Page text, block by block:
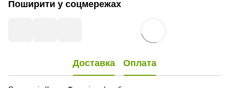
Поширити у соцмережах
Доставка Оплата